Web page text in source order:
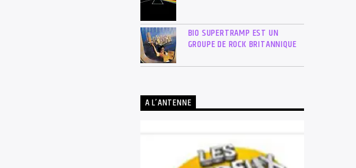
BIO SUPERTRAMP EST UN
GROUPE DE ROCK BRITANNIQUE
A L’ANTENNE